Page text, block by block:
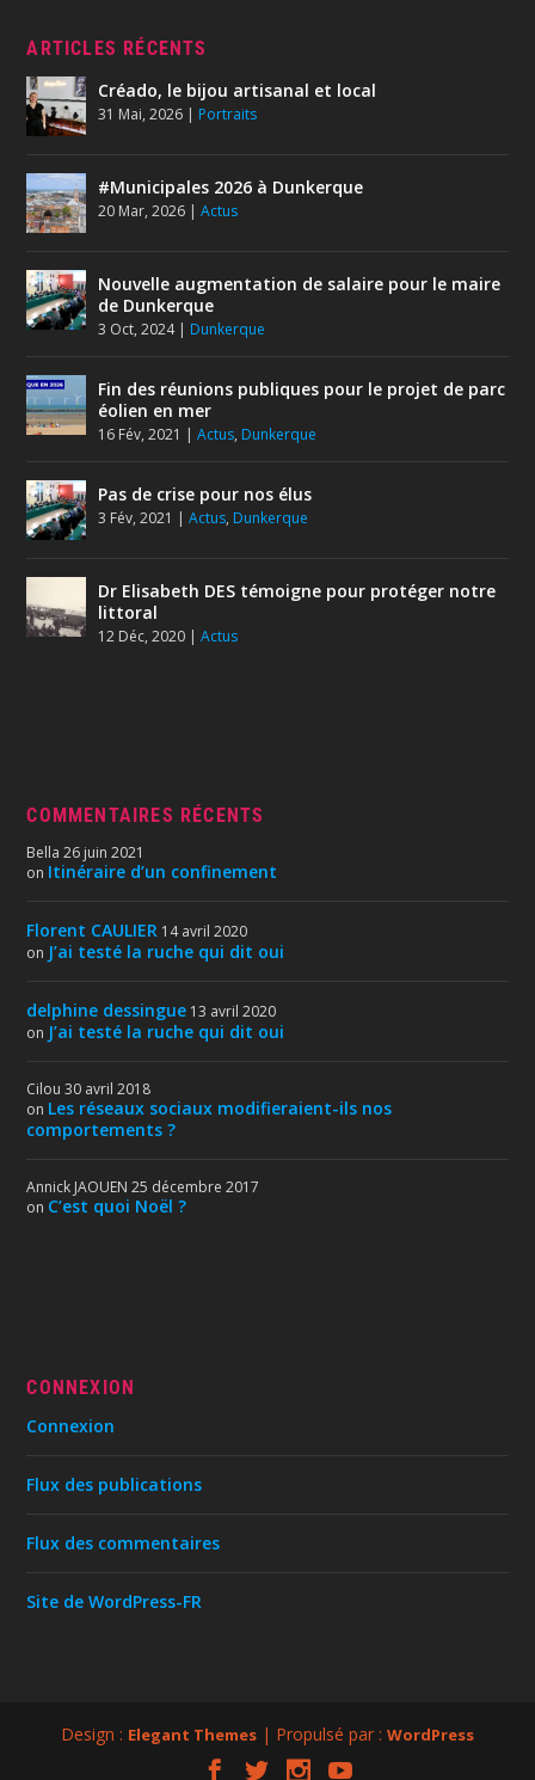
ARTICLES RÉCENTS
Créado, le bijou artisanal et local
31 Mai, 2026 | Portraits
#Municipales 2026 à Dunkerque
20 Mar, 2026 |Actus
Nouvelle augmentation de salaire pour le maire
de Dunkerque
3 Oct, 2024| Dunkerque
Fin des réunions publiques pour le projet de parc
éolien en mer
16 Fév, 2021 |Actus, Dunkerque
Pas de crise pour nos élus
3 Fév, 2021 |Actus, Dunkerque
Dr Elisabeth DES témoigne pour protéger notre
littoral
12 Déc, 2020 |Actus
COMMENTAIRES RÉCENTS
Bella 26 juin 2021
on Itinéraire d’un confinement
Florent CAULIER 14 avril 2020
on J’ai testé la ruche qui dit oui
delphine dessingue 13 avril 2020
on J’ai testé la ruche qui dit oui
Cilou 30 avril 2018
on Les réseaux sociaux modifieraient-ils nos
comportements ?
Annick JAOUEN 25 décembre 2017
on C’est quoi Noël ?
CONNEXION
Connexion
Flux des publications
Flux des commentaires
Site de WordPress-FR
Design : Elegant Themes | Propulsé par : WordPress